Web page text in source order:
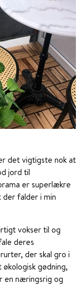
det vigtigste nok at
jord til
er superlækre
falder i min
vokser til og
deres
der skal gro i
gødning,
en næringsrig og